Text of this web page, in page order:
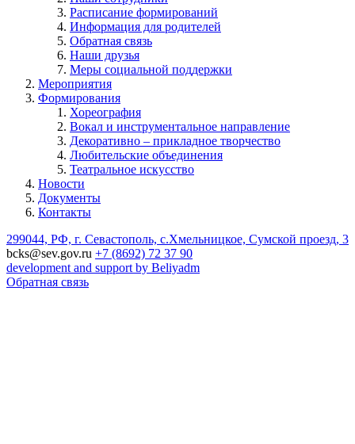
Расписание формирований
Информация для родителей
Обратная связь
Наши друзья
Меры социальной поддержки
Мероприятия
Формирования
Хореография
Вокал и инструментальное направление
Декоративно – прикладное творчество
Любительские объединения
Театральное искусство
Новости
Документы
Контакты
299044, РФ, г. Севастополь, с.Хмельницкое, Сумской проезд, 3
bcks@sev.gov.ru +7 (8692) 72 37 90
development and support by Beliyadm
Обратная связь